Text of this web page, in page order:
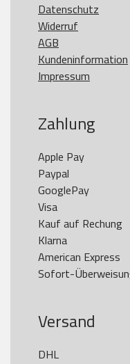
Datenschutz
Widerruf
AGB
Kundeninformation
Impressum
Zahlung
Apple Pay
Paypal
GooglePay
Visa
Kauf auf Rechung
Klarna
American Express
Versand
DHL